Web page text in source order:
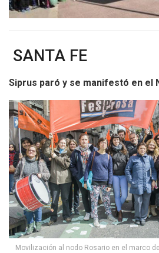
SANTA FE
Siprus paró y se manifestó en el
Movilización al nodo Rosario en el marco